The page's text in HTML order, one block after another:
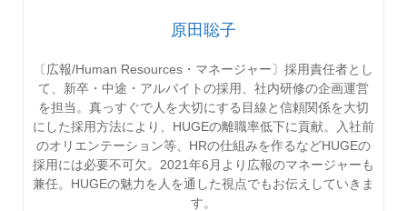
原田聡子
〔広報/Human Resources・マネージャー〕採用責任者とし
て、新卒・中途・アルバイトの採用、社内研修の企画運営
を担当。真っすぐで人を大切にする目線と信頼関係を大切
にした採用方法により、HUGEの離職率低下に貢献。入社前
のオリエンテーション等、HRの仕組みを作るなどHUGEの
採用には必要不可欠。2021年6月より広報のマネージャーも
兼任。HUGEの魅力を人を通した視点でもお伝えしていきま
す。